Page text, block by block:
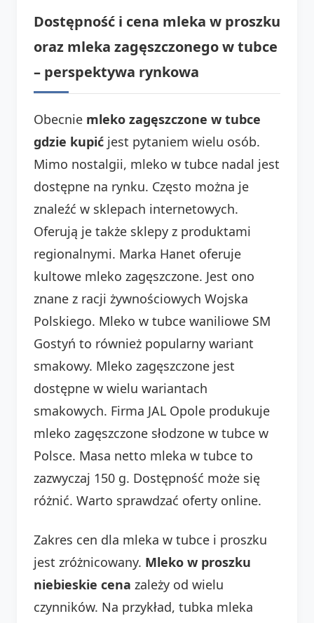
Dostępność i cena mleka w proszku
oraz mleka zagęszczonego w tubce
– perspektywa rynkowa
Obecnie mleko zagęszczone w tubce
gdzie kupić jest pytaniem wielu osób.
Mimo nostalgii, mleko w tubce nadal jest
dostępne na rynku. Często można je
znaleźć w sklepach internetowych.
Oferują je także sklepy z produktami
regionalnymi. Marka Hanet oferuje
kultowe mleko zagęszczone. Jest ono
znane z racji żywnościowych Wojska
Polskiego. Mleko w tubce waniliowe SM
Gostyń to również popularny wariant
smakowy. Mleko zagęszczone jest
dostępne w wielu wariantach
smakowych. Firma JAL Opole produkuje
mleko zagęszczone słodzone w tubce w
Polsce. Masa netto mleka w tubce to
zazwyczaj 150 g. Dostępność może się
różnić. Warto sprawdzać oferty online.
Zakres cen dla mleka w tubce i proszku
jest zróżnicowany. Mleko w proszku
niebieskie cena zależy od wielu
czynników. Na przykład, tubka mleka